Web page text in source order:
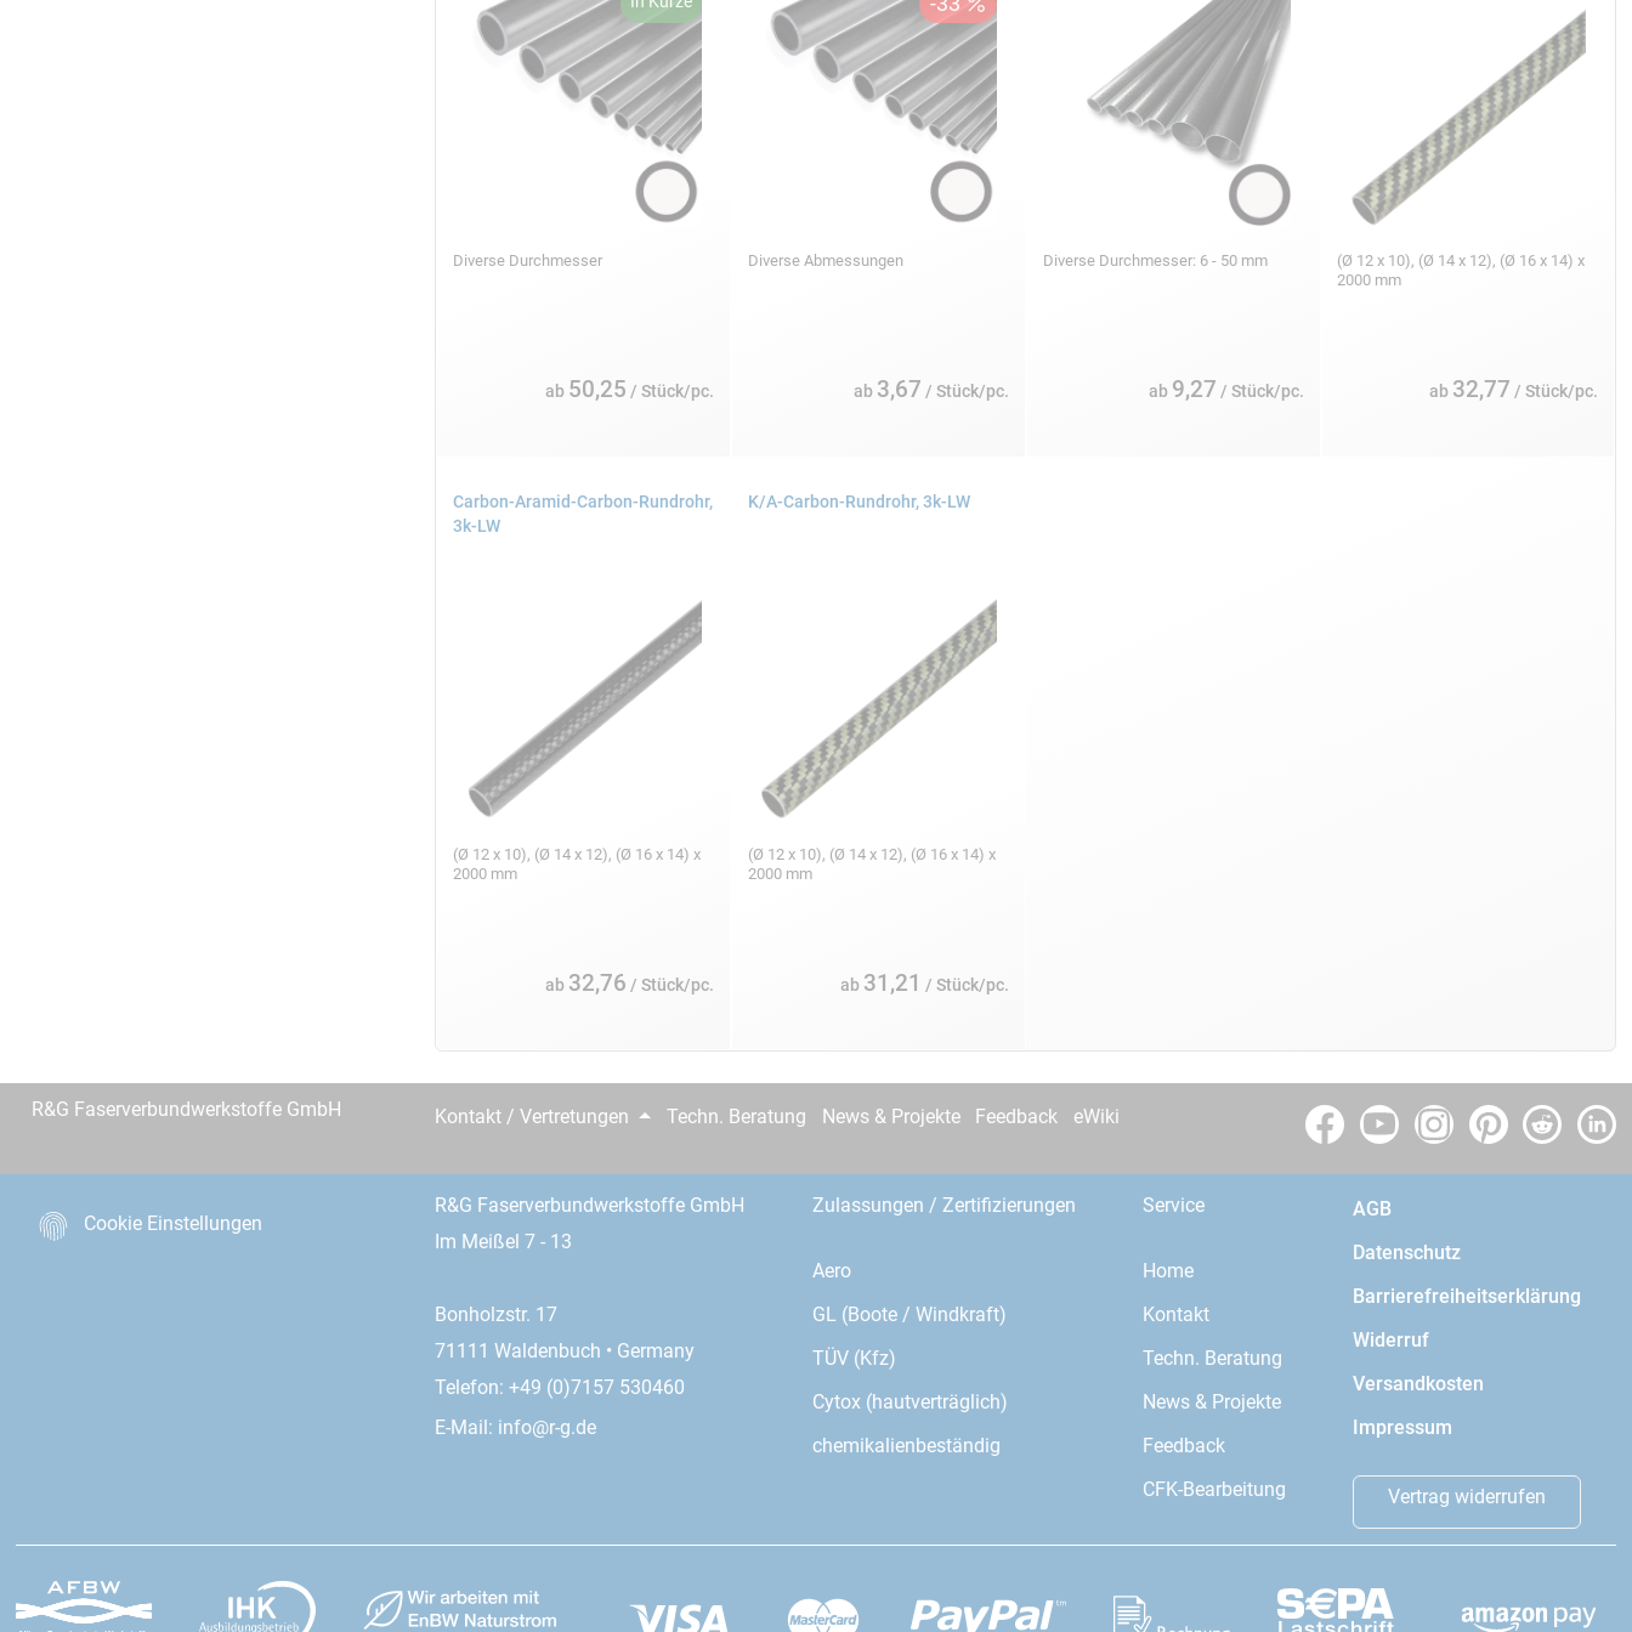
Diverse Durchmesser
ab 50,25 / Stück/pc.
Diverse Abmessungen
ab 3,67 / Stück/pc.
Diverse Durchmesser: 6 - 50 mm
ab 9,27 / Stück/pc.
(Ø 12 x 10), (Ø 14 x 12), (Ø 16 x 14) x
2000 mm
ab 32,77 / Stück/pc.
Carbon-Aramid-Carbon-Rundrohr,
3k-LW
(Ø 12 x 10), (Ø 14 x 12), (Ø 16 x 14) x
2000 mm
ab 32,76 / Stück/pc.
K/A-Carbon-Rundrohr, 3k-LW
(Ø 12 x 10), (Ø 14 x 12), (Ø 16 x 14) x
2000 mm
ab 31,21 / Stück/pc.
R&G Faserverbundwerkstoffe GmbH Kontakt / Vertretungen Techn. Beratung News & Projekte Feedback eWiki
Cookie Einstellungen
R&G Faserverbundwerkstoffe GmbH
Im Meißel 7 - 13
Bonholzstr. 17
71111 Waldenbuch • Germany
Telefon: +49 (0)7157 530460
E-Mail: info@r-g.de
Zulassungen / Zertifizierungen
Aero
GL (Boote / Windkraft)
TÜV (Kfz)
Cytox (hautverträglich)
chemikalienbeständig
Service
Home
Kontakt
Techn. Beratung
News & Projekte
Feedback
CFK-Bearbeitung
AGB
Datenschutz
Barrierefreiheitserklärung
Widerruf
Versandkosten
Impressum
Vertrag widerrufen